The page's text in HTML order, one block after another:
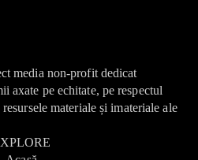
media non-profit dedicat
axate pe echitate, pe respectul
materiale și imateriale ale